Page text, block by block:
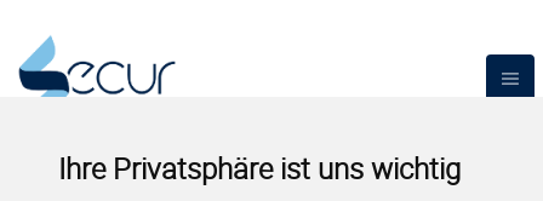
Ihre Privatsphäre ist uns wichtig